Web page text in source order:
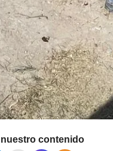
contenido